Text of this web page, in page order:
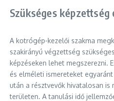
Szükséges
A kotrógép-kezelői szakma
szakirányú végzettség
képzéseken lehet megszerezni.
és elméleti ismereteket
után a résztvevők hivatalosan is
területen. A tanulási idő